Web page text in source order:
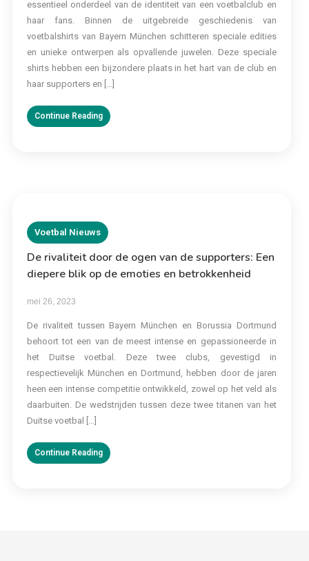
essentieel onderdeel van de identiteit van een voetbalclub en
haar fans. Binnen de uitgebreide geschiedenis van
voetbalshirts van Bayern München schitteren speciale edities
en unieke ontwerpen als opvallende juwelen. Deze speciale
shirts hebben een bijzondere plaats in het hart van de club en
haar supporters en […]
Continue Reading
Voetbal Nieuws
De rivaliteit door de ogen van de supporters: Een
diepere blik op de emoties en betrokkenheid
mei 26, 2023
De rivaliteit tussen Bayern München en Borussia Dortmund
behoort tot een van de meest intense en gepassioneerde in
het Duitse voetbal. Deze twee clubs, gevestigd in
respectievelijk München en Dortmund, hebben door de jaren
heen een intense competitie ontwikkeld, zowel op het veld als
daarbuiten. De wedstrijden tussen deze twee titanen van het
Duitse voetbal […]
Continue Reading